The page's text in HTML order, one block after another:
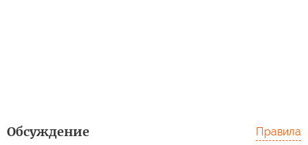
Обсуждение Правила